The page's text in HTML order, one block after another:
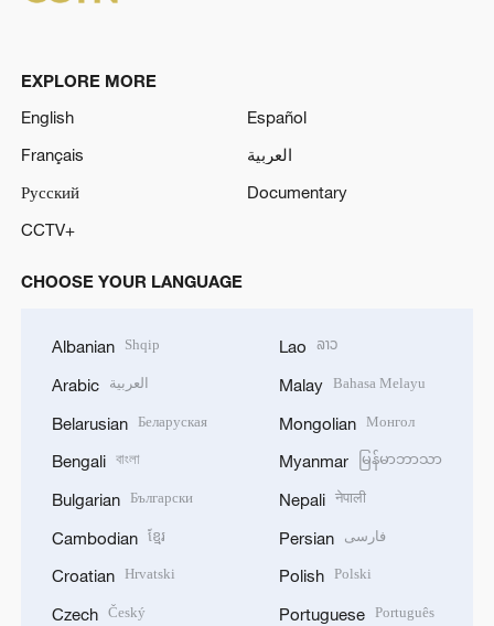
EXPLORE MORE
English
Español
Français
العربية
Русский
Documentary
CCTV+
CHOOSE YOUR LANGUAGE
Albanian Shqip
Arabic العربية
Belarusian Беларуская
Bengali বাংলা
Bulgarian Български
Cambodian ខ្មែរ
Croatian Hrvatski
Czech Český
Lao ລາວ
Malay Bahasa Melayu
Mongolian Монгол
Myanmar မြန်မာဘာသာ
Nepali नेपाली
Persian فارسی
Polish Polski
Portuguese Português